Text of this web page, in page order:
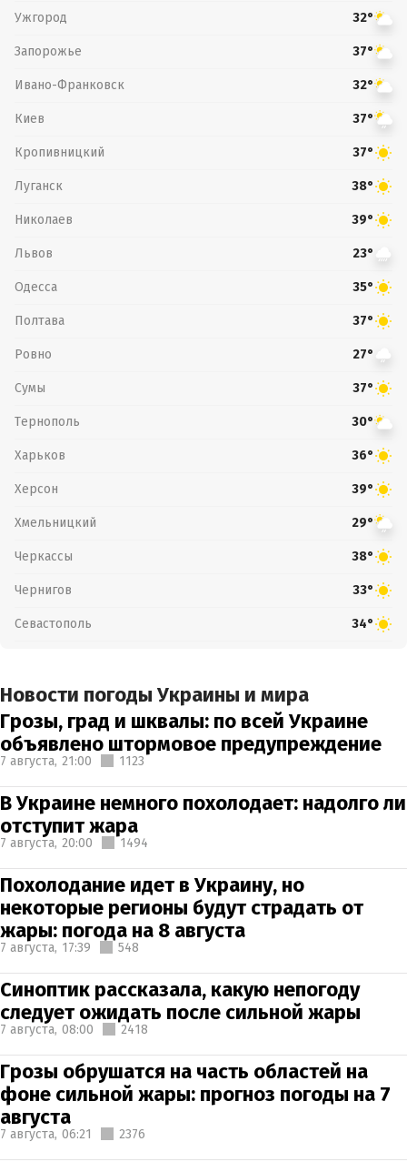
Ужгород 32°
Запорожье 37°
Ивано-Франковск 32°
Киев 37°
Кропивницкий 37°
Луганск 38°
Николаев 39°
Львов 23°
Одесса 35°
Полтава 37°
Ровно 27°
Сумы 37°
Тернополь 30°
Харьков 36°
Херсон 39°
Хмельницкий 29°
Черкассы 38°
Чернигов 33°
Севастополь 34°
Новости погоды Украины и мира
Грозы, град и шквалы: по всей Украине
объявлено штормовое предупреждение
7 августа, 21:00 1123
В Украине немного похолодает: надолго ли
отступит жара
7 августа, 20:00 1494
Похолодание идет в Украину, но
некоторые регионы будут страдать от
жары: погода на 8 августа
7 августа, 17:39 548
Синоптик рассказала, какую непогоду
следует ожидать после сильной жары
7 августа, 08:00 2418
Грозы обрушатся на часть областей на
фоне сильной жары: прогноз погоды на 7
августа
7 августа, 06:21 2376